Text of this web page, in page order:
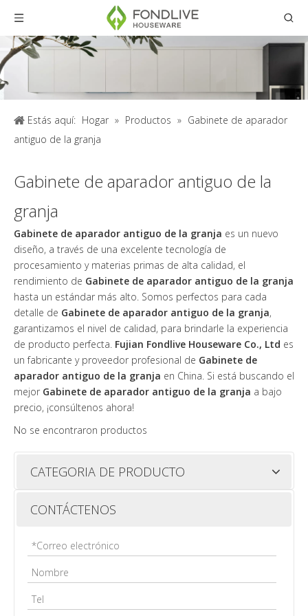
Estás aquí: Hogar » Productos » Gabinete de aparador
antiguo de la granja
Gabinete de aparador antiguo de la
granja
Gabinete de aparador antiguo de la granja es un nuevo
diseño, a través de una excelente tecnología de
procesamiento y materias primas de alta calidad, el
rendimiento de Gabinete de aparador antiguo de la granja
hasta un estándar más alto. Somos perfectos para cada
detalle de Gabinete de aparador antiguo de la granja,
garantizamos el nivel de calidad, para brindarle la experiencia
de producto perfecta. Fujian Fondlive Houseware Co., Ltd es
un fabricante y proveedor profesional de Gabinete de
aparador antiguo de la granja en China. Si está buscando el
mejor Gabinete de aparador antiguo de la granja a bajo
precio, ¡consúltenos ahora!
No se encontraron productos
CATEGORIA DE PRODUCTO
CONTÁCTENOS